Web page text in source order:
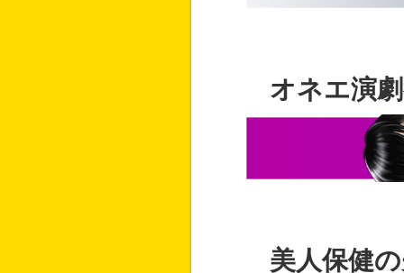
オネエ演
美人保健